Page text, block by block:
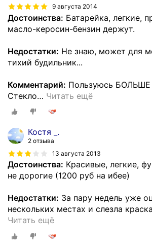
9 августа 2014
Достоинства: Батарейка, легкие,
масло-керосин-бензин держут.
Недостатки: Не знаю, может для
тихий будильник...
Комментарий: Пользуюсь БОЛЬШЕ
Стекло… Читать ещё
Костя _.
2 отзыва
13 августа 2013
Достоинства: Красивые, легкие,
не дорогие (1200 руб на ибее)
Недостатки: За пару недель уже
нескольких местах и слезла
Читать ещё